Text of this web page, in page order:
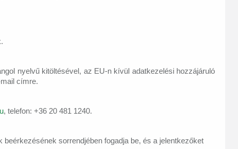
nyelvű kitöltésével, az EU-n kívül adatkezelési hozzájáruló
címre.
, telefon: +36 20 481 1240.
sorrendjében fogadja be, és a jelentkezőket